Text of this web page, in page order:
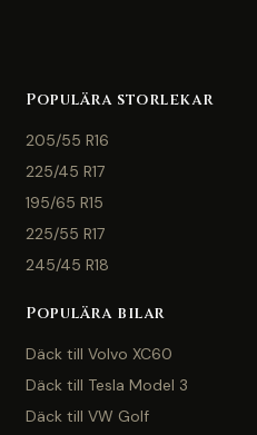
Populära storlekar
205/55 R16
225/45 R17
195/65 R15
225/55 R17
245/45 R18
Populära bilar
Däck till Volvo XC60
Däck till Tesla Model 3
Däck till VW Golf